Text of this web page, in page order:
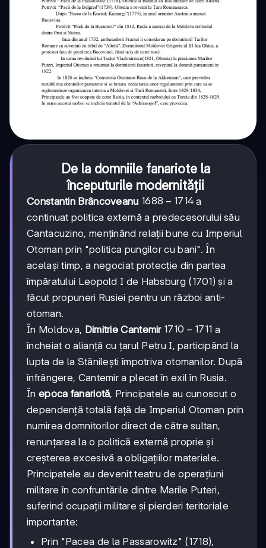
De la domniile fanariote la
începuturile modernității
Constantin Brâncoveanu 1688-
1714
1688 − 1714 a
continuat politica externă a predecesorului său
Cantacuzino, menținând relații bune cu Imperiul
Otoman prin "politica pungilor cu bani". În
același timp, a negociat protecție din partea
împăratului Leopold I de Habsburg (1701) și a
făcut propuneri Rusiei pentru un război anti-
otoman.
În Moldova, Dimitrie Cantemir 1710-
1711
1710 − 1711 a
încheiat o alianță cu țarul Petru I, participând la
lupta de la Stănilești împotriva otomanilor. După
înfrângere, Cantemir a plecat în exil în Rusia.
În epoca fanariotă, Principatele au cunoscut o
dependență totală față de Imperiul Otoman prin
numirea domnitorilor direct de către sultan,
renunțarea la o politică externă proprie și
creșterea excesivă a obligațiilor materiale.
Principatele au devenit teatru de operațiuni
militare în confruntările dintre Marile Puteri,
suferind ocupații militare și pierderi teritoriale
importante:
Prin "Pacea de la Passarowitz" (1718),